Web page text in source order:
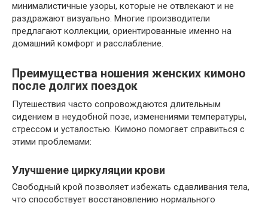
минималистичные узоры, которые не отвлекают и не
раздражают визуально. Многие производители
предлагают коллекции, ориентированные именно на
домашний комфорт и расслабление.
Преимущества ношения женских кимоно
после долгих поездок
Путешествия часто сопровождаются длительным
сидением в неудобной позе, изменениями температуры,
стрессом и усталостью. Кимоно помогает справиться с
этими проблемами:
Улучшение циркуляции крови
Свободный крой позволяет избежать сдавливания тела,
что способствует восстановлению нормального